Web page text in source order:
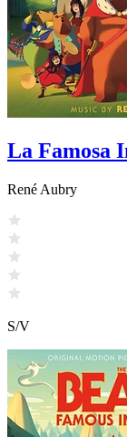
La Famosa
René Aubry
S/V